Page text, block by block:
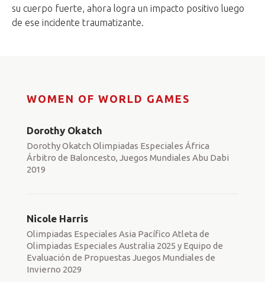
su cuerpo fuerte, ahora logra un impacto positivo luego
de ese incidente traumatizante.
WOMEN OF WORLD GAMES
Dorothy Okatch
Dorothy Okatch Olimpiadas Especiales África
Árbitro de Baloncesto, Juegos Mundiales Abu Dabi
2019
Nicole Harris
Olimpiadas Especiales Asia Pacífico Atleta de
Olimpiadas Especiales Australia 2025 y Equipo de
Evaluación de Propuestas Juegos Mundiales de
Invierno 2029